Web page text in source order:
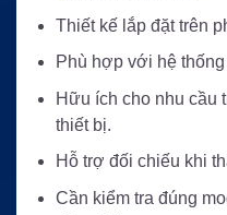
Thiết kế lắp đặt trên
Phù hợp với hệ
Hữu ích cho nhu cầu
thiết bị.
Hỗ trợ đối chiếu khi
Cần kiểm tra đúng